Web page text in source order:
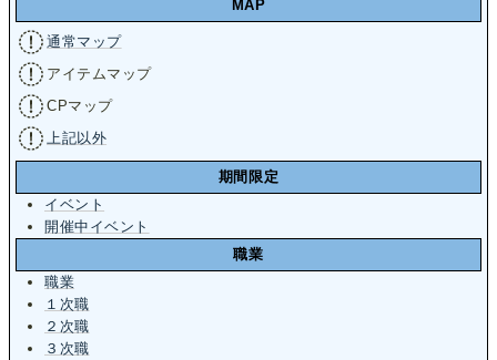
MAP
通常マップ
アイテムマップ
CPマップ
上記以外
期間限定
イベント
開催中イベント
職業
職業
１次職
２次職
３次職